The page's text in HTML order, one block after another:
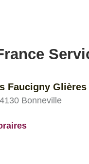
Faucigny Glières
Bonneville